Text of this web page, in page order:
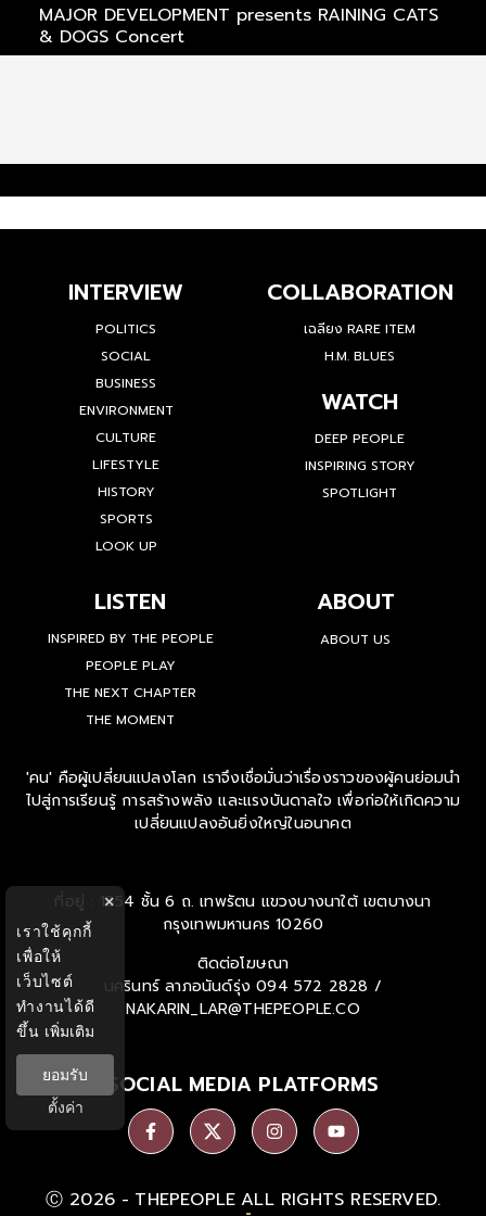
MAJOR DEVELOPMENT presents RAINING CATS
& DOGS Concert
INTERVIEW
POLITICS
SOCIAL
BUSINESS
ENVIRONMENT
CULTURE
LIFESTYLE
HISTORY
SPORTS
LOOK UP
COLLABORATION
เฉลียง RARE ITEM
H.M. BLUES
WATCH
DEEP PEOPLE
INSPIRING STORY
SPOTLIGHT
LISTEN
INSPIRED BY THE PEOPLE
PEOPLE PLAY
THE NEXT CHAPTER
THE MOMENT
ABOUT
ABOUT US
'คน' คือผู้เปลี่ยนแปลงโลก เราจึงเชื่อมั่นว่าเรื่องราวของผู้คนย่อมนำ
ไปสู่การเรียนรู้ การสร้างพลัง และแรงบันดาลใจ เพื่อก่อให้เกิดความ
เปลี่ยนแปลงอันยิ่งใหญ่ในอนาคต
ที่อยู่ : 1854 ชั้น 6 ถ. เทพรัตน แขวงบางนาใต้ เขตบางนา
กรุงเทพมหานคร 10260
ติดต่อโฆษณา
นครินทร์ ลาภอนันด์รุ่ง 094 572 2828 /
NAKARIN_LAR@THEPEOPLE.CO
SOCIAL MEDIA PLATFORMS
Ⓒ 2026 - THEPEOPLE ALL RIGHTS RESERVED.
×
เราใช้คุกกี้
เพื่อให้
เว็บไซต์
ทำงานได้ดี
ขึ้น เพิ่มเติม
ยอมรับ
ตั้งค่า